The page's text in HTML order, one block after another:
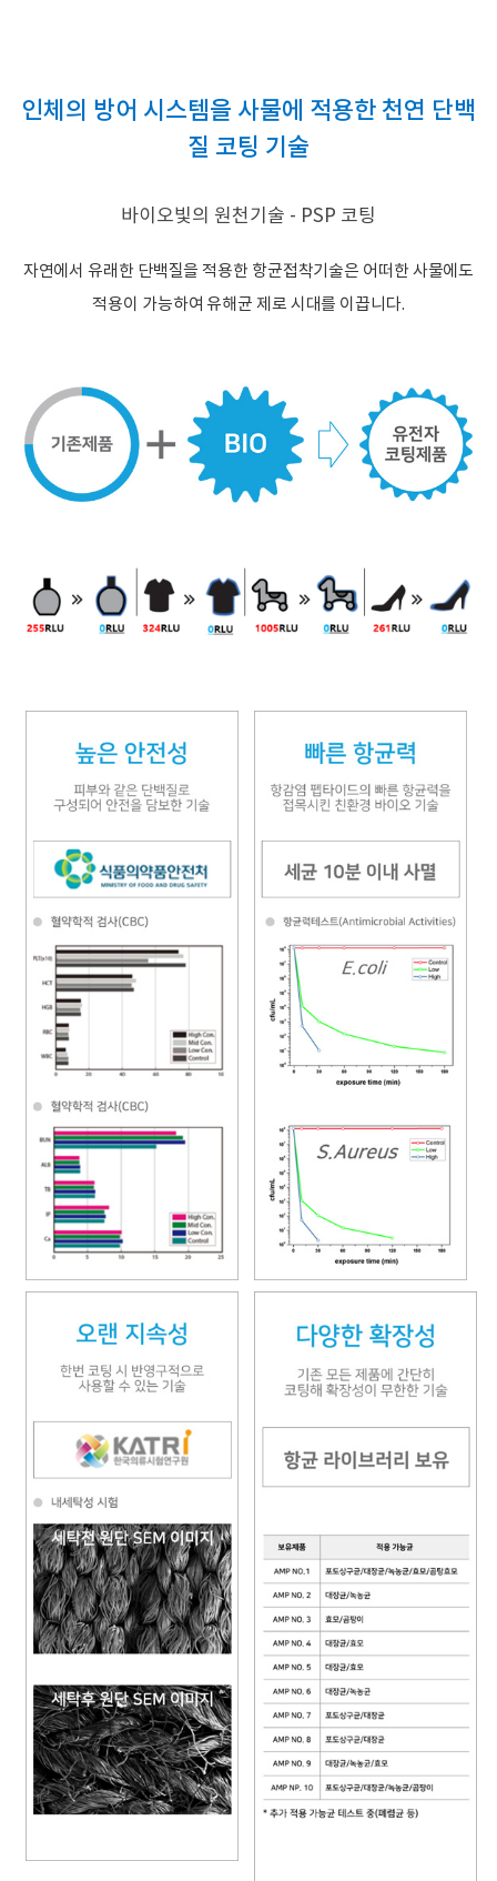
인체의 방어 시스템을 사물에 적용한 천연 단백
질 코팅 기술
바이오빛의 원천기술 - PSP 코팅
자연에서 유래한 단백질을 적용한 항균접착기술은 어떠한 사물에도
적용이 가능하여 유해균 제로 시대를 이끕니다.